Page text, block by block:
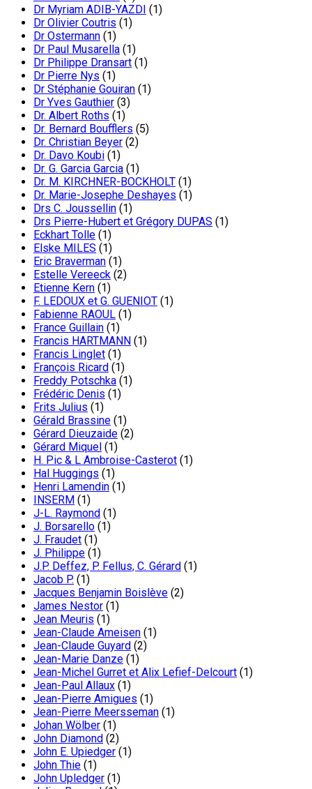
Dr Myriam ADIB-YAZDI (1)
Dr Olivier Coutris (1)
Dr Ostermann (1)
Dr Paul Musarella (1)
Dr Philippe Dransart (1)
Dr Pierre Nys (1)
Dr Stéphanie Gouiran (1)
Dr Yves Gauthier (3)
Dr. Albert Roths (1)
Dr. Bernard Boufflers (5)
Dr. Christian Beyer (2)
Dr. Davo Koubi (1)
Dr. G. Garcia Garcia (1)
Dr. M. KIRCHNER-BOCKHOLT (1)
Dr. Marie-Josephe Deshayes (1)
Drs C. Joussellin (1)
Drs Pierre-Hubert et Grégory DUPAS (1)
Eckhart Tolle (1)
Elske MILES (1)
Eric Braverman (1)
Estelle Vereeck (2)
Etienne Kern (1)
F. LEDOUX et G. GUENIOT (1)
Fabienne RAOUL (1)
France Guillain (1)
Francis HARTMANN (1)
Francis Linglet (1)
François Ricard (1)
Freddy Potschka (1)
Frédéric Denis (1)
Frits Julius (1)
Gérald Brassine (1)
Gérard Dieuzaide (2)
Gérard Miquel (1)
H. Pic & L Ambroise-Casterot (1)
Hal Huggings (1)
Henri Lamendin (1)
INSERM (1)
J-L. Raymond (1)
J. Borsarello (1)
J. Fraudet (1)
J. Philippe (1)
J.P. Deffez, P. Fellus, C. Gérard (1)
Jacob P. (1)
Jacques Benjamin Boislève (2)
James Nestor (1)
Jean Meuris (1)
Jean-Claude Ameisen (1)
Jean-Claude Guyard (2)
Jean-Marie Danze (1)
Jean-Michel Gurret et Alix Lefief-Delcourt (1)
Jean-Paul Allaux (1)
Jean-Pierre Amigues (1)
Jean-Pierre Meersseman (1)
Johan Wölber (1)
John Diamond (2)
John E. Upiedger (1)
John Thie (1)
John Upledger (1)